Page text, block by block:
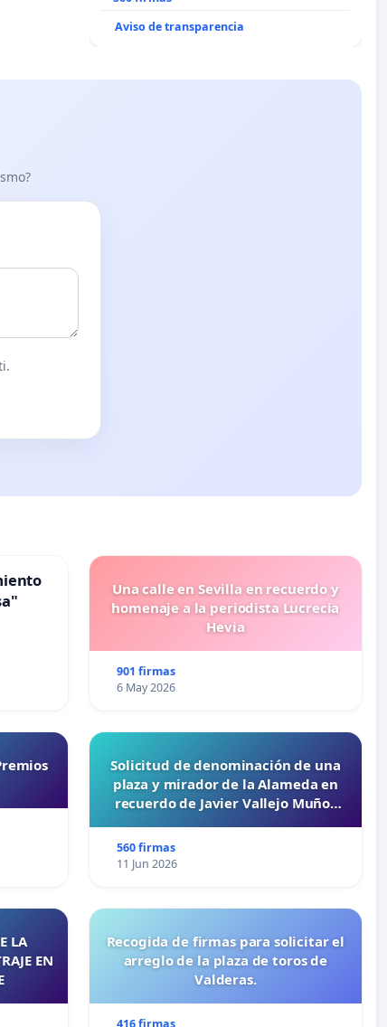
Aviso de transparencia
Una calle en Sevilla en recuerdo y
homenaje a la periodista Lucrecia
Hevia
901 firmas
6 May 2026
Solicitud de denominación de una
plaza y mirador de la Alameda en
recuerdo de Javier Vallejo Muñoz
560 firmas
11 Jun 2026
LA
EN
Recogida de firmas para solicitar el
arreglo de la plaza de toros de
Valderas.